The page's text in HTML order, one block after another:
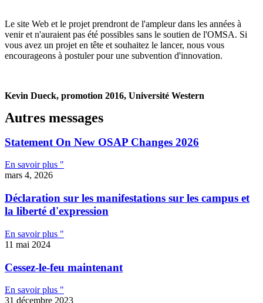
Le site Web et le projet prendront de l'ampleur dans les années à
venir et n'auraient pas été possibles sans le soutien de l'OMSA. Si
vous avez un projet en tête et souhaitez le lancer, nous vous
encourageons à postuler pour une subvention d'innovation.
Kevin Dueck, promotion 2016, Université Western
Autres messages
Statement On New OSAP Changes 2026
En savoir plus "
mars 4, 2026
Déclaration sur les manifestations sur les campus et
la liberté d'expression
En savoir plus "
11 mai 2024
Cessez-le-feu maintenant
En savoir plus "
31 décembre 2023